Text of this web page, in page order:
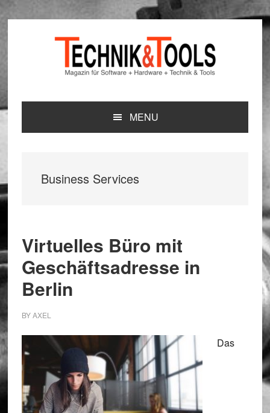
Zur
Hauptnavigation
springen
Zum
Inhalt
springen
Zur
Seitenspalte
springen
MENU
Business Services
Virtuelles Büro mit
Geschäftsadresse in
Berlin
BYAXEL
Das